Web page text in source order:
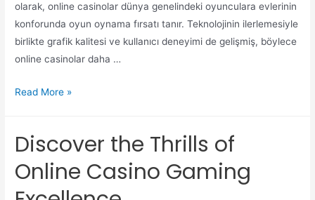
olarak, online casinolar dünya genelindeki oyunculara evlerinin
konforunda oyun oynama fırsatı tanır. Teknolojinin ilerlemesiyle
birlikte grafik kalitesi ve kullanıcı deneyimi de gelişmiş, böylece
online casinolar daha …
Read More »
Discover the Thrills of
Online Casino Gaming